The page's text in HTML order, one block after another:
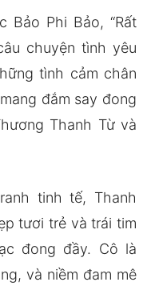
Bảo Phi Bảo, “Rất
chuyện tình yêu
tình cảm chân
đắm say đong
Thanh Từ và
tinh tế, Thanh
tươi trẻ và trái tim
đong đầy. Cô là
và niềm đam mê